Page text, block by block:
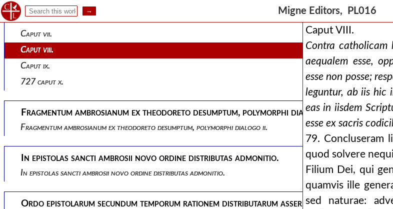
Migne Editors, PL016
714 caput vi.
Caput vii.
Caput viii.
Caput ix.
727 caput x.
Fragmentum ambrosianum ex theodoreto desumptum, polymorphi dialogo ii.
Fragmentum ambrosianum ex theodoreto desumptum, polymorphi dialogo ii.
In epistolas sancti ambrosii novo ordine distributas admonitio.
In epistolas sancti ambrosii novo ordine distributas admonitio.
Ordo epistolarum secundum temporum rationem distributarum asseritur.
Caput VIII.
Contra catholicam
aequalem esse,
esse non posse;
leguntur, ab iis hic
eas in iisdem
esse ex sacris
79. Concluseram
quod solvere
Filium Dei, qui
quamvis ille
sed naturae: